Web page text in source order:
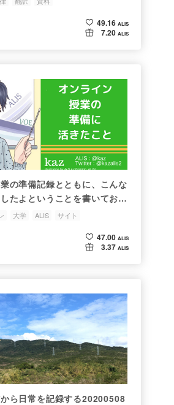
49.16 ALIS
7.20 ALIS
の準備記録とともに、こんな
たよということを書いておき
大学 ALIS サイト
47.00 ALIS
3.37 ALIS
ら日常を記録する20200508